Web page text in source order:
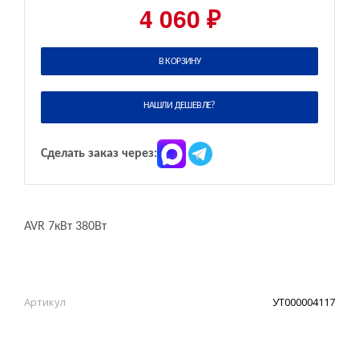
4 060 ₽
В КОРЗИНУ
НАШЛИ ДЕШЕВЛЕ?
Сделать заказ через:
AVR 7кВт 380Вт
Артикул УТ000004117